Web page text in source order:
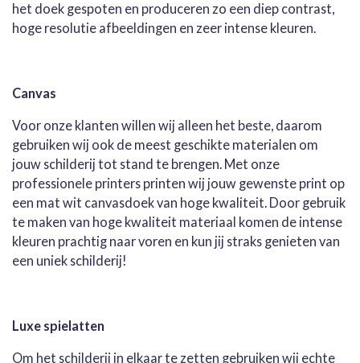
het doek gespoten en produceren zo een diep contrast,
hoge resolutie afbeeldingen en zeer intense kleuren.
Canvas
Voor onze klanten willen wij alleen het beste, daarom
gebruiken wij ook de meest geschikte materialen om
jouw schilderij tot stand te brengen. Met onze
professionele printers printen wij jouw gewenste print op
een mat wit canvasdoek van hoge kwaliteit. Door gebruik
te maken van hoge kwaliteit materiaal komen de intense
kleuren prachtig naar voren en kun jij straks genieten van
een uniek schilderij!
Luxe spielatten
Om het schilderij in elkaar te zetten gebruiken wij echte